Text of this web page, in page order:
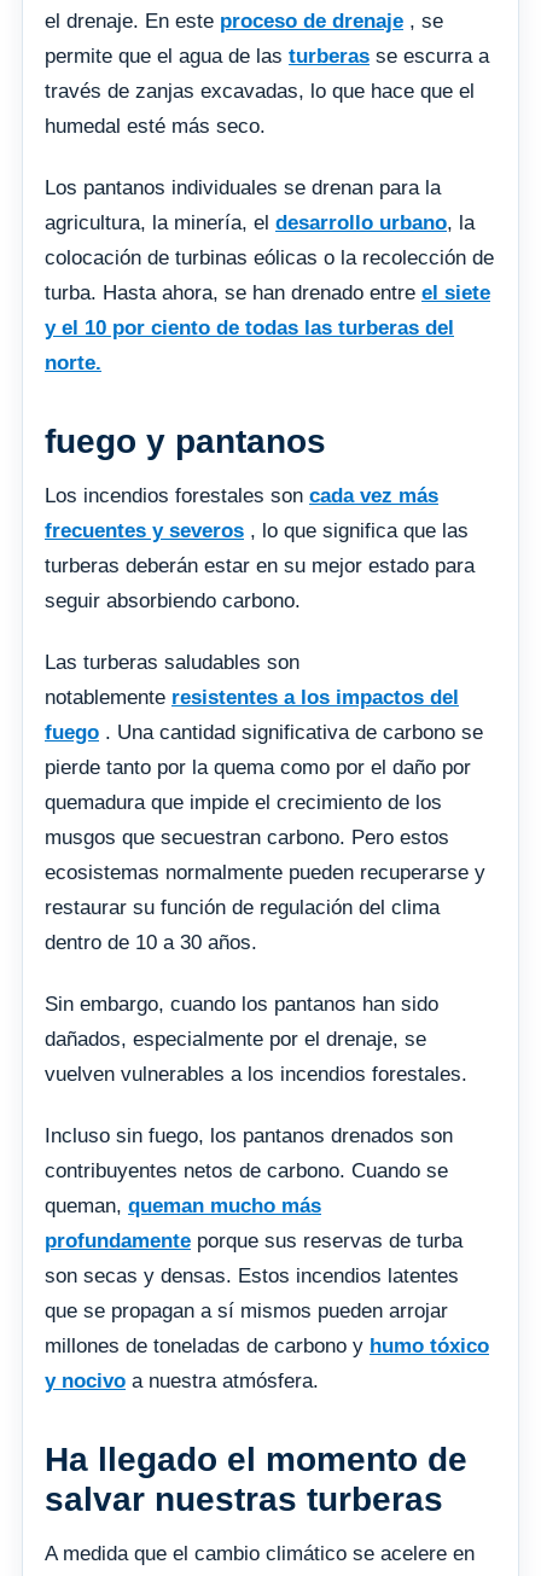
el drenaje. En este proceso de drenaje , se
permite que el agua de las turberas se escurra a
través de zanjas excavadas, lo que hace que el
humedal esté más seco.
Los pantanos individuales se drenan para la
agricultura, la minería, el desarrollo urbano, la
colocación de turbinas eólicas o la recolección de
turba. Hasta ahora, se han drenado entre el siete
y el 10 por ciento de todas las turberas del
norte.
fuego y pantanos
Los incendios forestales son cada vez más
frecuentes y severos , lo que significa que las
turberas deberán estar en su mejor estado para
seguir absorbiendo carbono.
Las turberas saludables son
notablemente resistentes a los impactos del
fuego . Una cantidad significativa de carbono se
pierde tanto por la quema como por el daño por
quemadura que impide el crecimiento de los
musgos que secuestran carbono. Pero estos
ecosistemas normalmente pueden recuperarse y
restaurar su función de regulación del clima
dentro de 10 a 30 años.
Sin embargo, cuando los pantanos han sido
dañados, especialmente por el drenaje, se
vuelven vulnerables a los incendios forestales.
Incluso sin fuego, los pantanos drenados son
contribuyentes netos de carbono. Cuando se
queman, queman mucho más
profundamente porque sus reservas de turba
son secas y densas. Estos incendios latentes
que se propagan a sí mismos pueden arrojar
millones de toneladas de carbono y humo tóxico
y nocivo a nuestra atmósfera.
Ha llegado el momento de
salvar nuestras turberas
A medida que el cambio climático se acelere en